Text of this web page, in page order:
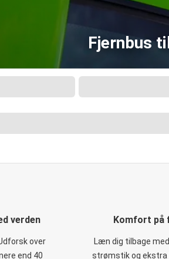
Fjernbus
verden
over
end 40
Komfort på
Læn dig tilbage
strømstik og ekstra